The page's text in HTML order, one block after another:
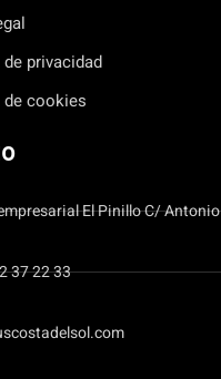
privacidad
cookies
El Pinillo C/
37 22 33